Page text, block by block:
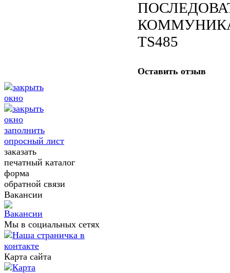
TS485
Оставить отзыв
заполнить
опросный лист
заказать
печатный каталог
форма
обратной связи
Вакансии
Мы в социальных сетях
Карта сайта